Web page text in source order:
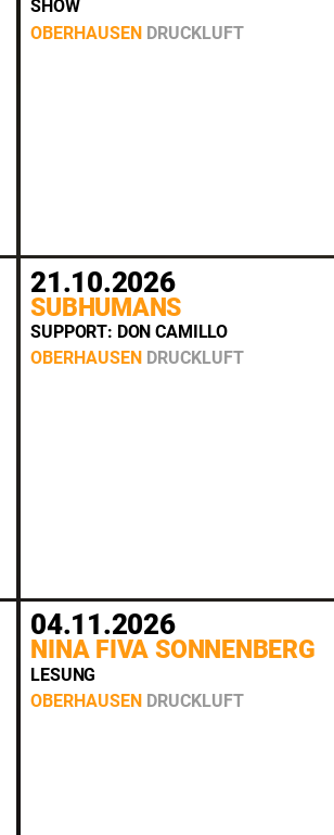
SHOW
OBERHAUSEN DRUCKLUFT
21.10.2026
SUBHUMANS
SUPPORT: DON CAMILLO
OBERHAUSEN DRUCKLUFT
04.11.2026
NINA FIVA SONNENBERG
LESUNG
OBERHAUSEN DRUCKLUFT